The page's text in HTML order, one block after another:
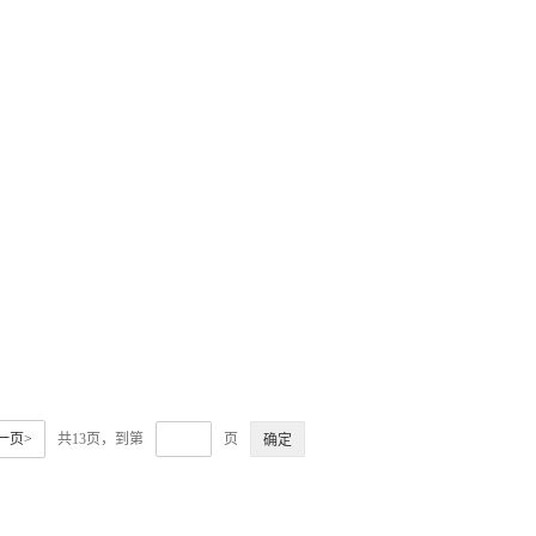
页> 共13页，到第 页